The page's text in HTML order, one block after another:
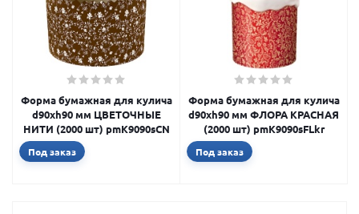
Форма бумажная для кулича
d90xh90 мм ЦВЕТОЧНЫЕ
НИТИ (2000 шт) pmK9090sCN
Под заказ
Форма бумажная для кулича
d90xh90 мм ФЛОРА КРАСНАЯ
(2000 шт) pmK9090sFLkr
Под заказ